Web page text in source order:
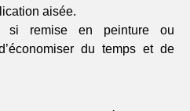
aisée.
si remise en peinture ou
du temps et de